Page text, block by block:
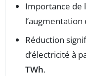
Importance de
Réduction
d’électricité à
TWh.